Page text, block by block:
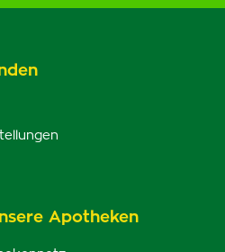
Apotheken